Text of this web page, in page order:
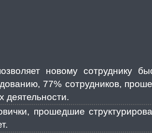
новому сотруднику
77% сотрудников,
деятельности.
прошедшие